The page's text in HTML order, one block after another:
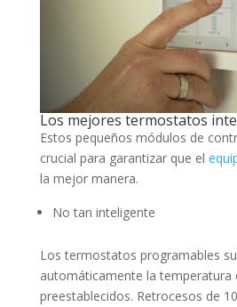
Los mejores termostatos
Estos pequeños módulos de
crucial para garantizar que el
la mejor manera.
No tan inteligente
Los termostatos programables
automáticamente la temperatura
preestablecidos. Retrocesos de